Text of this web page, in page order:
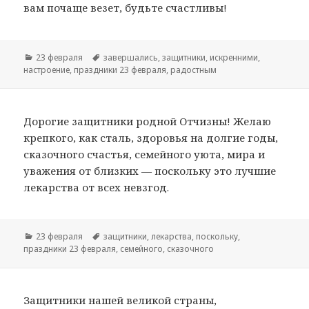
вам почаще везет, будьте счастливы!
Рубрики
23 февраля Метки
завершались,защитники, искренними,
настроение, праздники 23 февраля, радостным
Дорогие защитники родной Отчизны! Желаю
крепкого, как сталь, здоровья на долгие годы,
сказочного счастья, семейного уюта, мира и
уважения от близких — поскольку это лучшие
лекарства от всех невзгод.
Рубрики
23 февраля Метки
защитники,лекарства, поскольку,
праздники 23 февраля, семейного, сказочного
Защитники нашей великой страны,